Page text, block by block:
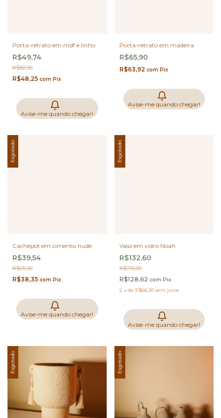
Porta-retrato em mdf e linho
R$49,74
R$82,90
R$48,25 com Pix
Avise-me quando chegar!
Porta-retrato em madeira
R$65,90
R$63,92 com Pix
Avise-me quando chegar!
Esgotado
Cachepot em cimento nude
R$39,54
R$65,90
R$38,35 com Pix
Avise-me quando chegar!
Esgotado
Vaso em vidro Noah
R$132,60
R$176,90
R$128,62 com Pix
2 x de R$66,30 sem juros
Avise-me quando chegar!
Esgotado Esgotado